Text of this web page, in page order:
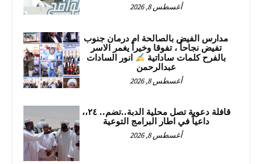
أغسطس 8, 2026
مدارس الفيض بالصالحة ام درمان جنوب
تفيض نجاحاً ، تفوقا وخيراً يغمر الاسر
بالفرح كلمات ساداتية
انور السادات
عبدالرحمن
أغسطس 8, 2026
قافلة دعوية تصل محلية الدبة..تضم.. ٢٤،،
داعياً في اطار البرامج التوعية
أغسطس 8, 2026